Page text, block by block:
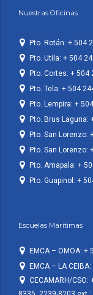
Nuestras Oficinas
Pto. Rotán: + 504
Pto. Utila: + 504
Pto. Cortes: + 504
Pto. Tela: + 504
Pto. Lempira: +
Pto. Brus Laguna:
Pto. San Lorenzo:
Pto. San Lorenzo:
Pto. Amapala: +
Pto. Guapinol: +
Escuelas Máritimas
EMCA – OMOA: +
EMCA – LA
CECAMARH/